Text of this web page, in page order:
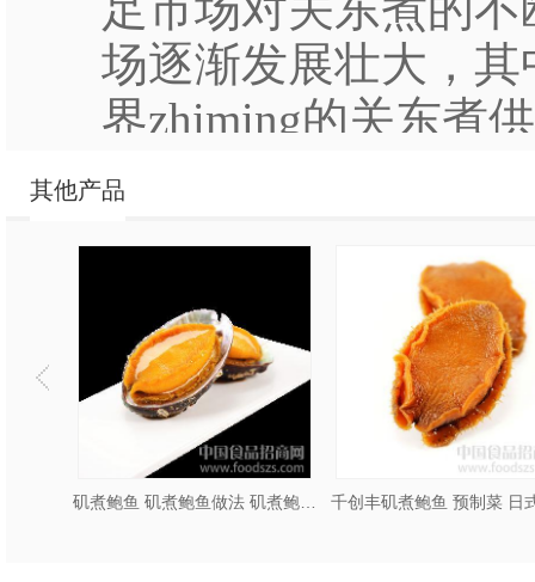
场逐渐发展壮大，
界zhiming的关东煮
的服务赢得了消费
关东煮的食材多种
蛋、海带等多种食
以新的生命，令顾
而在制作过程中的
深厚的文化底蕴。
其他产品